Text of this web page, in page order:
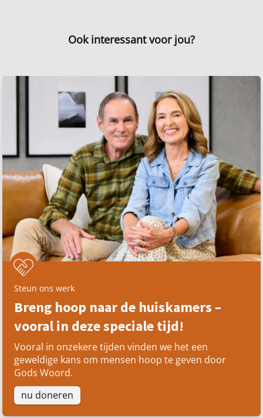
Ook interessant voor jou?
Steun ons werk
Breng hoop naar de huiskamers –
vooral in deze speciale tijd!
Vooral in onzekere tijden vinden we het een
geweldige kans om mensen hoop te geven door
Gods Woord.
nu doneren